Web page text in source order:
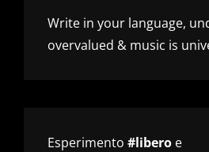
Write in your language,
overvalued & music is
Esperimento #libero e